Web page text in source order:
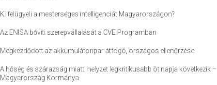
Ki felügyeli a mesterséges intelligenciát Magyarországon?
Az ENISA bővíti szerepvállalását a CVE Programban
Megkezdődött az akkumulátoripar átfogó, országos ellenőrzése
A hőség és szárazság miatti helyzet legkritikusabb öt napja következik –
Magyarország Kormánya